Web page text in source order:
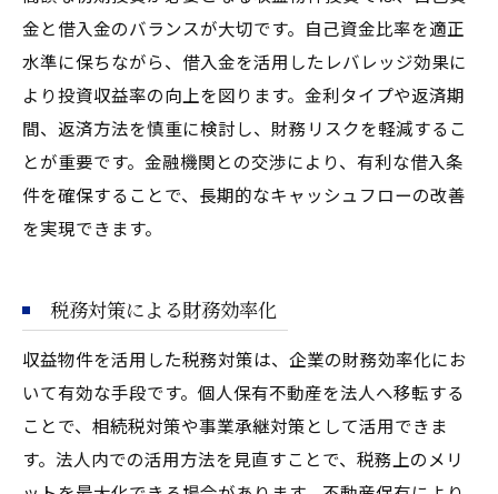
金と借入金のバランスが大切です。自己資金比率を適正
水準に保ちながら、借入金を活用したレバレッジ効果に
より投資収益率の向上を図ります。金利タイプや返済期
間、返済方法を慎重に検討し、財務リスクを軽減するこ
とが重要です。金融機関との交渉により、有利な借入条
件を確保することで、長期的なキャッシュフローの改善
を実現できます。
税務対策による財務効率化
収益物件を活用した税務対策は、企業の財務効率化にお
いて有効な手段です。個人保有不動産を法人へ移転する
ことで、相続税対策や事業承継対策として活用できま
す。法人内での活用方法を見直すことで、税務上のメリ